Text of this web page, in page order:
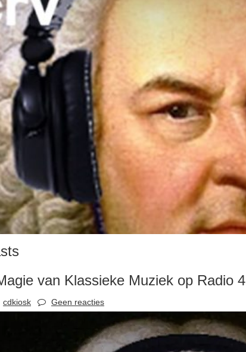
van Klassieke Muziek op Radio 4
cdkiosk Geen reacties